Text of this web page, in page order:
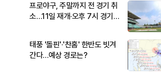
프로야구, 주말까지 전 경기 취
소…11일 재개·오후 7시 경기
태풍 '돌핀'·'찬홈' 한반도 빗겨
간다…예상 경로는?